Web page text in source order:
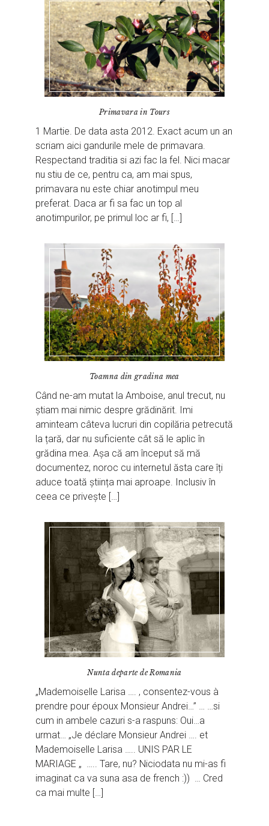
Primavara in Tours
1 Martie. De data asta 2012. Exact acum un an
scriam aici gandurile mele de primavara.
Respectand traditia si azi fac la fel. Nici macar
nu stiu de ce, pentru ca, am mai spus,
primavara nu este chiar anotimpul meu
preferat. Daca ar fi sa fac un top al
anotimpurilor, pe primul loc ar fi, […]
Toamna din gradina mea
Când ne-am mutat la Amboise, anul trecut, nu
știam mai nimic despre grădinărit. Imi
aminteam câteva lucruri din copilăria petrecută
la țară, dar nu suficiente cât să le aplic în
grădina mea. Așa că am început să mă
documentez, noroc cu internetul ăsta care îți
aduce toată știința mai aproape. Inclusiv în
ceea ce privește […]
Nunta departe de Romania
„Mademoiselle Larisa …. , consentez-vous à
prendre pour époux Monsieur Andrei…” … …si
cum in ambele cazuri s-a raspuns: Oui…a
urmat… „Je déclare Monsieur Andrei …. et
Mademoiselle Larisa ….. UNIS PAR LE
MARIAGE „ ….. Tare, nu? Niciodata nu mi-as fi
imaginat ca va suna asa de french :)) … Cred
ca mai multe […]